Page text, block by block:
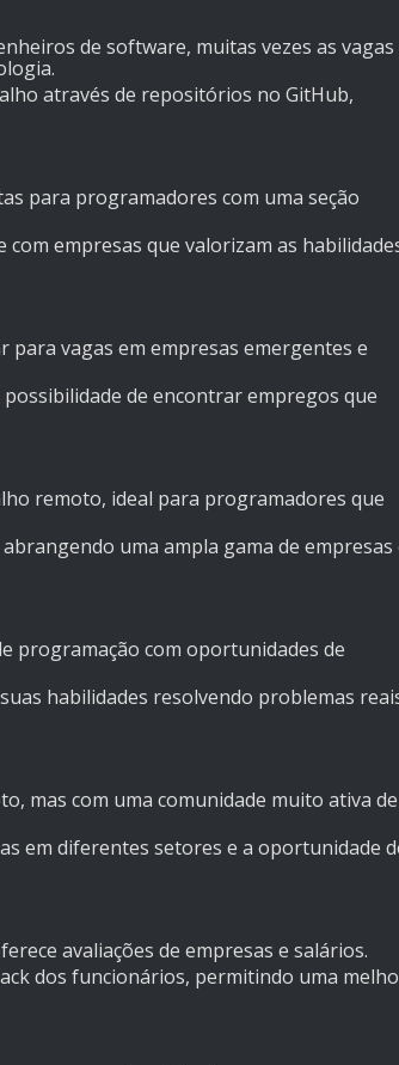
de software, muitas vezes as vagas
através de repositórios no GitHub,
para programadores com uma seção
empresas que valorizam as
para vagas em empresas emergentes e
de encontrar empregos que
remoto, ideal para programadores que
uma ampla gama de empresas
programação com oportunidades de
habilidades resolvendo problemas
mas com uma comunidade muito ativa de
em diferentes setores e a oportunidade
avaliações de empresas e salários.
dos funcionários, permitindo uma